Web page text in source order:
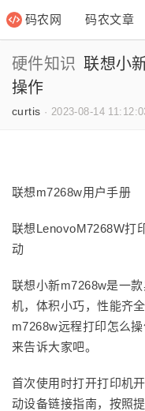
码农网 码农文章
硬件知识 联想小
操作
curtis · 2023-08-14
联想m7268w用户手册
联想LenovoM7268W打
动
联想小新m7268w是一
机，体积小巧，性能齐
m7268w远程打印怎么
来告诉大家吧。
首次使用时打开打印机
动设备链接指南，按照